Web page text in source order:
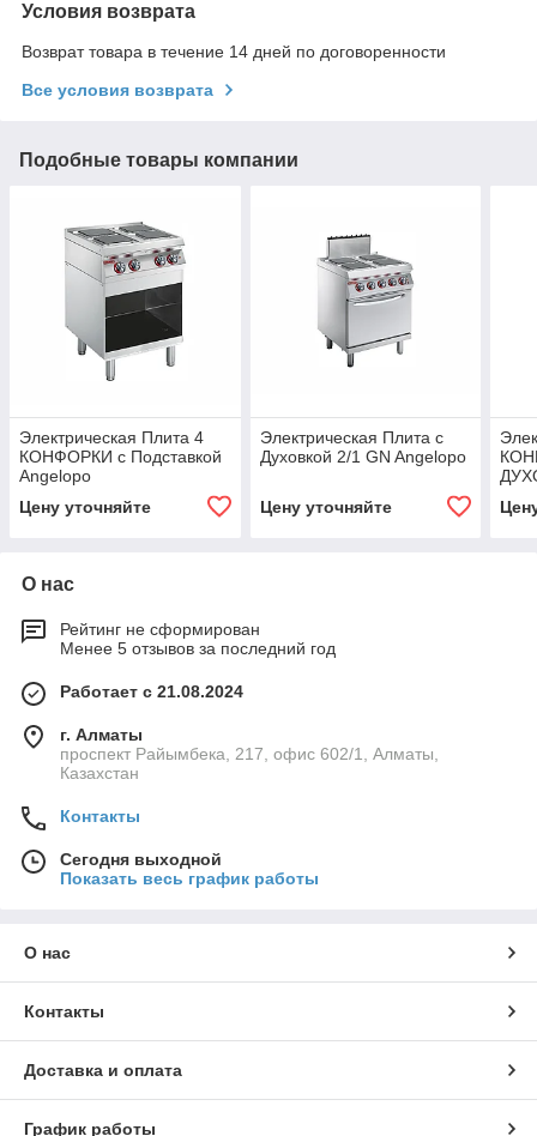
Условия возврата
Возврат товара в течение 14 дней по договоренности
Все условия возврата
Подобные товары компании
Электрическая Плита 4
КОНФОРКИ с Подставкой
Angelopo
Цену уточняйте
Электрическая Плита с
Духовкой 2/1 GN Angelopo
Цену уточняйте
О нас
Рейтинг не сформирован
Менее 5 отзывов за последний год
Работает с 21.08.2024
г. Алматы
проспект Райымбека, 217, офис 602/1, Алматы,
Казахстан
Контакты
Сегодня выходной
Показать весь график работы
О нас
Контакты
Доставка и оплата
График работы